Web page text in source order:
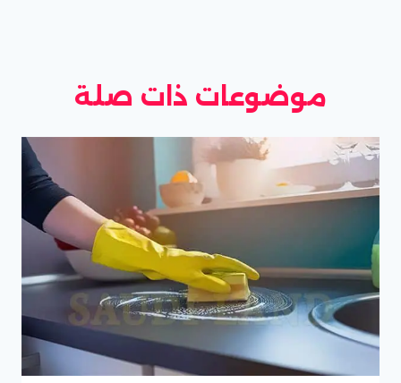
موضوعات ذات صلة